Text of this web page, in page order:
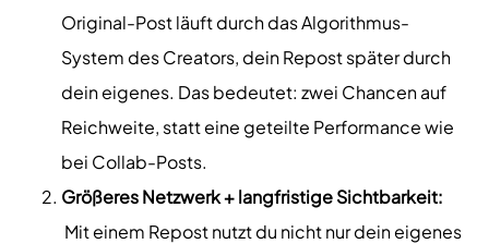
Original-Post läuft durch das Algorithmus-
System des Creators, dein Repost später durch
dein eigenes. Das bedeutet: zwei Chancen auf
Reichweite, statt eine geteilte Performance wie
bei Collab-Posts.
Größeres Netzwerk + langfristige Sichtbarkeit:
Mit einem Repost nutzt du nicht nur dein eigenes